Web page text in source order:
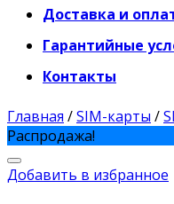
Доставка и
Гарантийные
Контакты
Главная /SIM-карты /
Распродажа!
Добавить в избранное